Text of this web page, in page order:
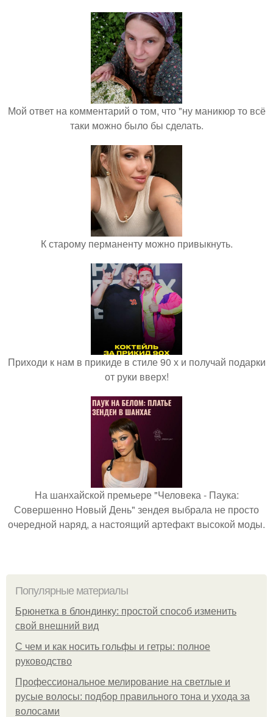
Мой ответ на комментарий о том, что "ну маникюр то всё
таки можно было бы сделать.
К старому перманенту можно привыкнуть.
Приходи к нам в прикиде в стиле 90 х и получай подарки
от руки вверх!
На шанхайской премьере "Человека - Паука:
Совершенно Новый День" зендея выбрала не просто
очередной наряд, а настоящий артефакт высокой моды.
Популярные материалы
Брюнетка в блондинку: простой способ изменить
свой внешний вид
С чем и как носить гольфы и гетры: полное
руководство
Профессиональное мелирование на светлые и
русые волосы: подбор правильного тона и ухода за
волосами